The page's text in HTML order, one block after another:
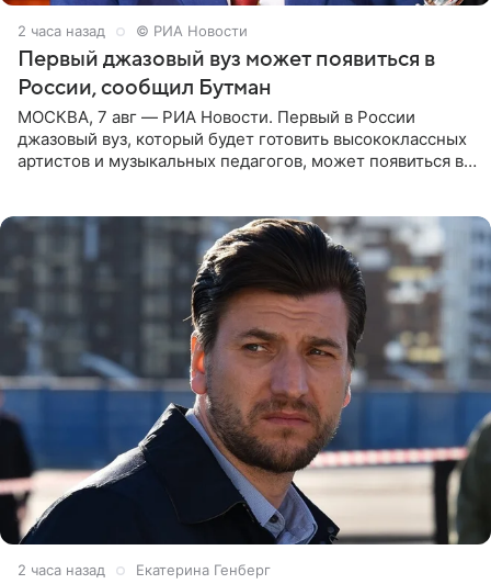
2 часа назад © РИА Новости
Первый джазовый вуз может появиться в
России, сообщил Бутман
МОСКВА, 7 авг — РИА Новости. Первый в России
джазовый вуз, который будет готовить высококлассных
артистов и музыкальных педагогов, может появиться в
2 часа назад Екатерина Генберг